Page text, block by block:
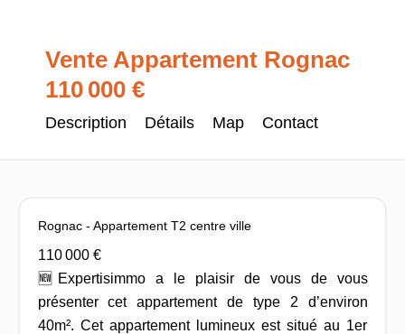
Vente Appartement Rognac
110 000 €
Description Détails Map Contact
Rognac - Appartement T2 centre ville
110 000 €
🆕Expertisimmo a le plaisir de vous de vous
présenter cet appartement de type 2 d’environ
40m². Cet appartement lumineux est situé au 1er